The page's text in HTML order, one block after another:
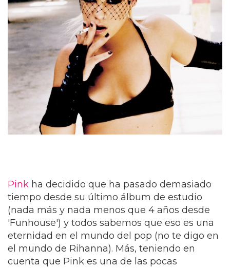
Pink ha decidido que ha pasado demasiado
tiempo desde su último álbum de estudio
(nada más y nada menos que 4 años desde
'Funhouse') y todos sabemos que eso es una
eternidad en el mundo del pop (no te digo en
el mundo de Rihanna). Más, teniendo en
cuenta que Pink es una de las pocas